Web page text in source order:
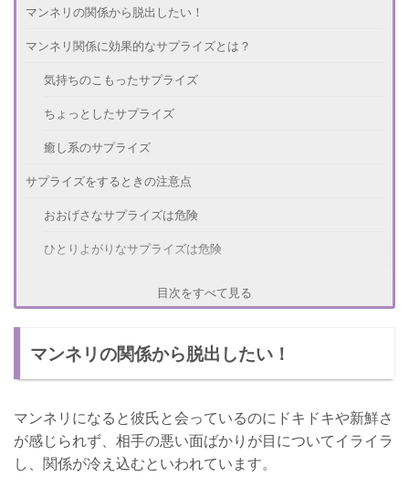
マンネリの関係から脱出したい！
マンネリ関係に効果的なサプライズとは？
気持ちのこもったサプライズ
ちょっとしたサプライズ
癒し系のサプライズ
サプライズをするときの注意点
おおげさなサプライズは危険
ひとりよがりなサプライズは危険
愛情表現を欠かさない
サプライズで喜んでもらいたい！
目次をすべて見る
マンネリの関係から脱出したい！
マンネリになると彼氏と会っているのにドキドキや新鮮さ
が感じられず、相手の悪い面ばかりが目についてイライラ
し、関係が冷え込むといわれています。